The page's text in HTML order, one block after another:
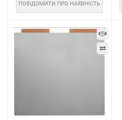
ПОВІДОМИТИ ПРО НАЯВНІСТЬ